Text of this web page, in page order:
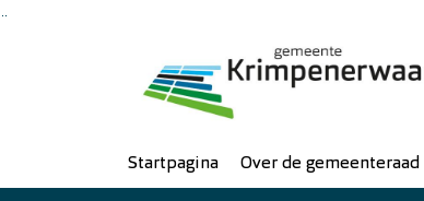
Startpagina Over de gemeenteraad